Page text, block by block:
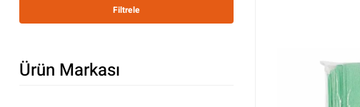
Filtrele
Ürün Markası